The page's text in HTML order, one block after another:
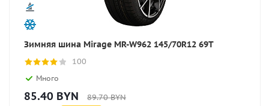
Зимняя шина Mirage MR-W962 145/70R12 69T
100
Много
85.40 BYN 89.70BYN